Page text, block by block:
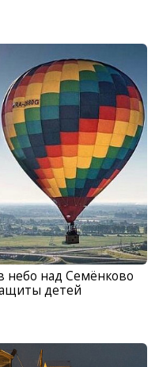
небо над Семёнково
детей